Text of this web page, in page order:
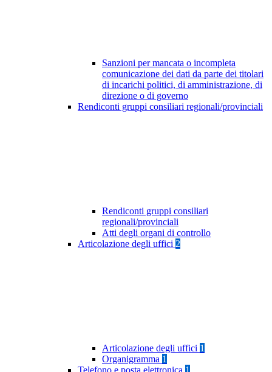
Sanzioni per mancata o incompleta
comunicazione dei dati da parte dei titolari
di incarichi politici, di amministrazione, di
direzione o di governo
Rendiconti gruppi consiliari regionali/provinciali
Rendiconti gruppi consiliari
regionali/provinciali
Atti degli organi di controllo
Articolazione degli uffici 2
Articolazione degli uffici 1
Organigramma 1